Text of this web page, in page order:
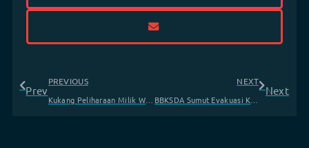
Prev
PREVIOUS
NEXT
Next